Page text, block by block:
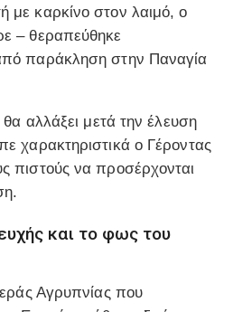
καρκίνο στον λαιμό, ο
– θεραπεύθηκε
παράκληση στην Παναγία
θα αλλάξει μετά την έλευση
χαρακτηριστικά ο Γέροντας
πιστούς να προσέρχονται
και το φως του
Αγρυπνίας που